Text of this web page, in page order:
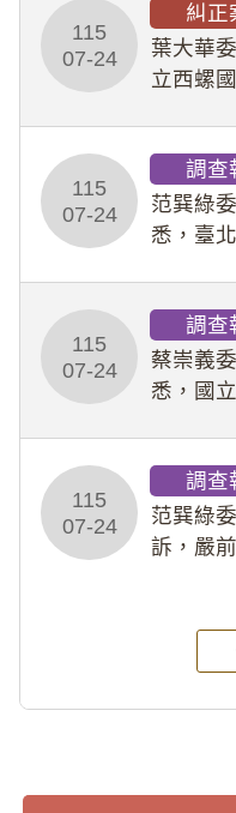
業把關
告漏未
115
07-24
糾正
葉大華
立西螺
教羽球
事件處
115
07-24
調查
范巽綠
悉，臺
行拍攝
劉師。
115
07-24
調查
蔡崇義
悉，國
術倫理
31)
115
07-24
調查
范巽綠
訴，嚴
過世後
繼續留住